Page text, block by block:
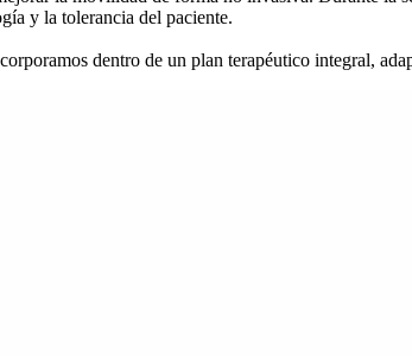
y la tolerancia del paciente.
dentro de un plan terapéutico integral,